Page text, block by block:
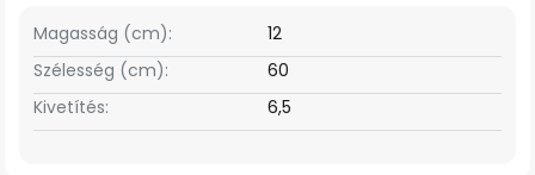
Szélesség (cm): 60
Magasság (cm): 12
Kivetítés: 6,5